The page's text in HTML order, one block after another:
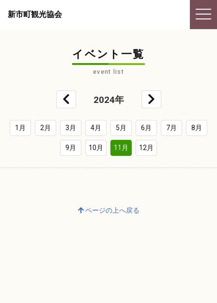
新市町観光協会
イベント一覧
event list
2024年
1月 2月 3月 4月 5月 6月 7月 8月
9月 10月 11月 12月
ページの上へ戻る